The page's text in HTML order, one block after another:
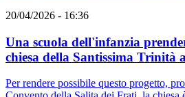
20/04/2026 - 16:36
Una scuola dell'infanzia
chiesa della Santissima Trinità
Per rendere possibile questo progetto,